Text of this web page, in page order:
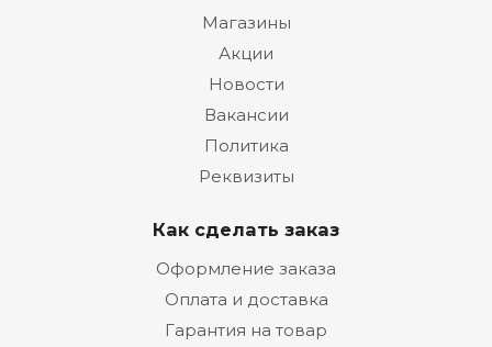
Магазины
Акции
Новости
Вакансии
Политика
Реквизиты
Как сделать заказ
Оформление заказа
Оплата и доставка
Гарантия на товар